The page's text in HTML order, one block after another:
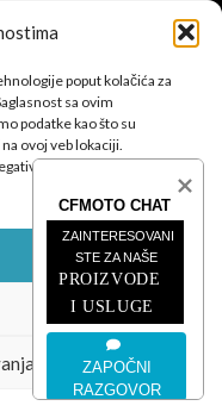
poput kolačića za
sa ovim
podatke kao što su
ovoj veb lokaciji.
uticati na određene
Team.
kolačića
CFMOTO CHAT
ZAINTERESOVANI
STE ZA NAŠE
ZAPOČNI
RAZGOVOR
PROIZVODE
I USLUGE